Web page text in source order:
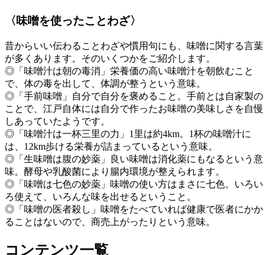
〈味噌を使ったことわざ〉
昔からいい伝わることわざや慣用句にも、味噌に関する言葉
が多くあります。そのいくつかをご紹介します。
◎「味噌汁は朝の毒消」栄養価の高い味噌汁を朝飲むこと
で、体の毒を出して、体調が整うという意味。
◎「手前味噌」自分で自分を褒めること。手前とは自家製の
ことで、江戸自体には自分で作ったお味噌の美味しさを自慢
しあっていたようです。
◎「味噌汁は一杯三里の力」1里は約4km。1杯の味噌汁に
は、12km歩ける栄養が詰まっているという意味。
◎「生味噌は腹の妙薬」良い味噌は消化薬にもなるという意
味。酵母や乳酸菌により腸内環境が整えられます。
◎「味噌は七色の妙薬」味噌の使い方はまさに七色。いろい
ろ使えて、いろんな味を出せるということ。
◎「味噌の医者殺し」味噌をたべていれば健康で医者にかか
ることはないので、商売上がったりという意味。
コンテンツ一覧